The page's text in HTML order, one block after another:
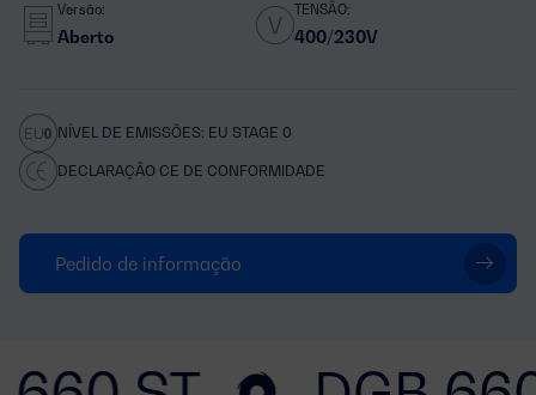
Versão:
Aberto
TENSÃO:
400/230V
NÍVEL DE EMISSÕES: EU STAGE 0
DECLARAÇÃO CE DE CONFORMIDADE
Pedido de informação